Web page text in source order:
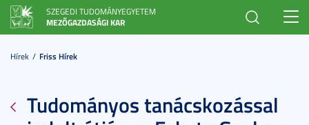
SZEGEDI TUDOMÁNYEGYETEM
MEZŐGAZDASÁGI KAR
Hírek Friss Hírek
Tudományos tanácskozással